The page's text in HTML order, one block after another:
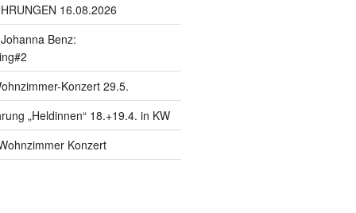
16.08.2026
Benz:
Konzert 29.5.
„Heldinnen“ 18.+19.4. in KW
Konzert